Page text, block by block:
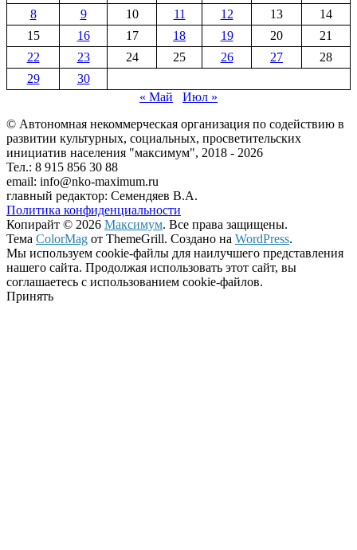
8
9 10 11 12 13
14
15
16 17 18 19 20
21
22
23 24 25 26 27
28
29
30
« Май
Июл »
© Автономная некоммерческая организация по содействию в
развитии культурных, социальных, просветительских
инициатив населения "максимум", 2018 - 2026
Тел.: 8 915 856 30 88
email: info@nko-maximum.ru
главный редактор: Семендяев В.А.
Политика конфиденциальности
Копирайт © 2026 Максимум. Все права защищены.
Тема ColorMag от ThemeGrill. Создано на WordPress.
Мы используем cookie-файлы для наилучшего представления
нашего сайта. Продолжая использовать этот сайт, вы
соглашаетесь с использованием cookie-файлов.
Принять